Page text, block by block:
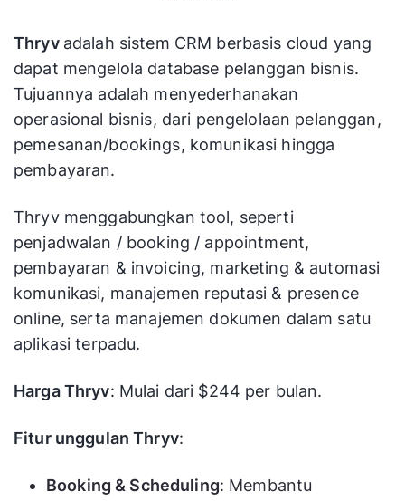
Thryv adalah sistem CRM berbasis cloud yang
dapat mengelola database pelanggan bisnis.
Tujuannya adalah menyederhanakan
operasional bisnis, dari pengelolaan pelanggan,
pemesanan/bookings, komunikasi hingga
pembayaran.
Thryv menggabungkan tool, seperti
penjadwalan / booking / appointment,
pembayaran & invoicing, marketing & automasi
komunikasi, manajemen reputasi & presence
online, serta manajemen dokumen dalam satu
aplikasi terpadu.
Harga Thryv: Mulai dari $244 per bulan.
Fitur unggulan Thryv:
Booking & Scheduling: Membantu